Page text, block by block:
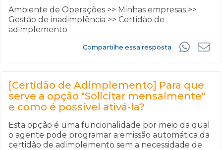
Ambiente de Operações >> Minhas empresas >>
Gestão de inadimplência >> Certidão de
adimplemento
Compartilhe essa resposta
[Certidão de Adimplemento] Para que
serve a opção "Solicitar mensalmente"
e como é possível ativá-la?
Esta opção é uma funcionalidade por meio da qual
o agente pode programar a emissão automática da
certidão de adimplemento sem a necessidade de